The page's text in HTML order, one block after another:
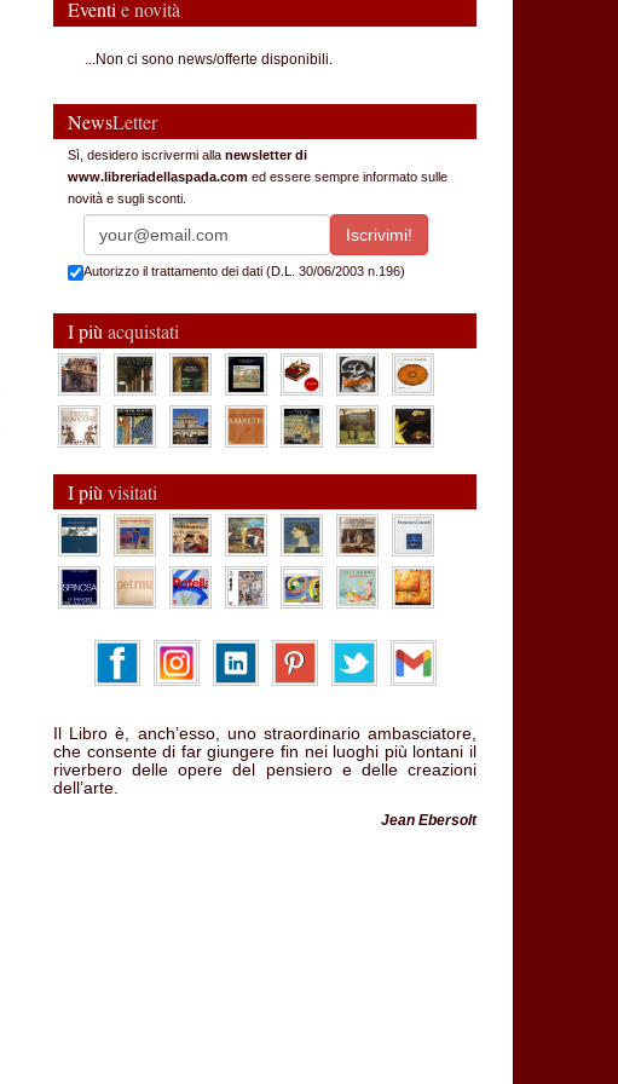
Eventi e novità
...Non ci sono news/offerte disponibili.
NewsLetter
Sì, desidero iscrivermi alla newsletter di
www.libreriadellaspada.com ed essere sempre informato sulle
novità e sugli sconti.
Autorizzo il trattamento dei dati (D.L. 30/06/2003 n.196)
I più acquistati
I più visitati
Il Libro è, anch’esso, uno straordinario ambasciatore,
che consente di far giungere fin nei luoghi più lontani il
riverbero delle opere del pensiero e delle creazioni
dell’arte.
Jean Ebersolt